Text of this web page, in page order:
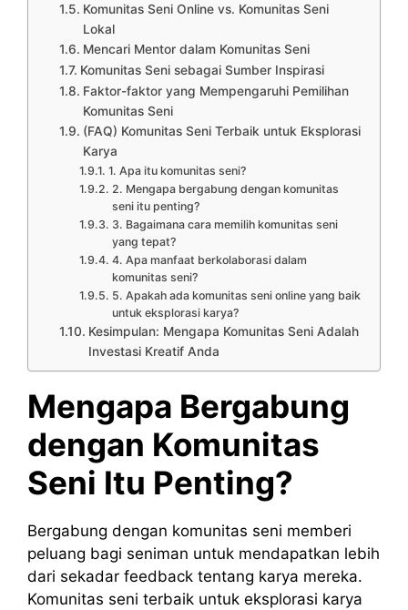
Komunitas Seni Online vs. Komunitas Seni
Lokal
Mencari Mentor dalam Komunitas Seni
Komunitas Seni sebagai Sumber Inspirasi
Faktor-faktor yang Mempengaruhi Pemilihan
Komunitas Seni
(FAQ) Komunitas Seni Terbaik untuk Eksplorasi
Karya
1. Apa itu komunitas seni?
2. Mengapa bergabung dengan komunitas
seni itu penting?
3. Bagaimana cara memilih komunitas seni
yang tepat?
4. Apa manfaat berkolaborasi dalam
komunitas seni?
5. Apakah ada komunitas seni online yang baik
untuk eksplorasi karya?
Kesimpulan: Mengapa Komunitas Seni Adalah
Investasi Kreatif Anda
Mengapa Bergabung
dengan Komunitas
Seni Itu Penting?
Bergabung dengan komunitas seni memberi
peluang bagi seniman untuk mendapatkan lebih
dari sekadar feedback tentang karya mereka.
Komunitas seni terbaik untuk eksplorasi karya